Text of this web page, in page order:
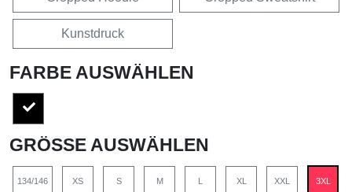
Kunstdruck
FARBE AUSWÄHLEN
GRÖSSE AUSWÄHLEN
134/146 XS S M L XL XXL 3XL